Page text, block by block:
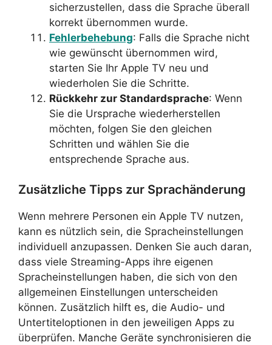
sicherzustellen, dass die Sprache überall
korrekt übernommen wurde.
Fehlerbehebung: Falls die Sprache nicht
wie gewünscht übernommen wird,
starten Sie Ihr Apple TV neu und
wiederholen Sie die Schritte.
Rückkehr zur Standardsprache: Wenn
Sie die Ursprache wiederherstellen
möchten, folgen Sie den gleichen
Schritten und wählen Sie die
entsprechende Sprache aus.
Zusätzliche Tipps zur Sprachänderung
Wenn mehrere Personen ein Apple TV nutzen,
kann es nützlich sein, die Spracheinstellungen
individuell anzupassen. Denken Sie auch daran,
dass viele Streaming-Apps ihre eigenen
Spracheinstellungen haben, die sich von den
allgemeinen Einstellungen unterscheiden
können. Zusätzlich hilft es, die Audio- und
Untertiteloptionen in den jeweiligen Apps zu
überprüfen. Manche Geräte synchronisieren die